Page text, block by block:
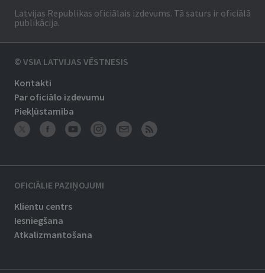
Latvijas Republikas oficiālais izdevums. Tā saturs ir oficiālā
publikācija.
© VSIA LATVIJAS VĒSTNESIS
Kontakti
Par oficiālo izdevumu
Piekļūstamība
OFICIĀLIE PAZIŅOJUMI
Klientu centrs
Iesniegšana
Atkalizmantošana